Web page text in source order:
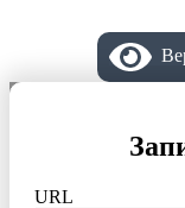
URL